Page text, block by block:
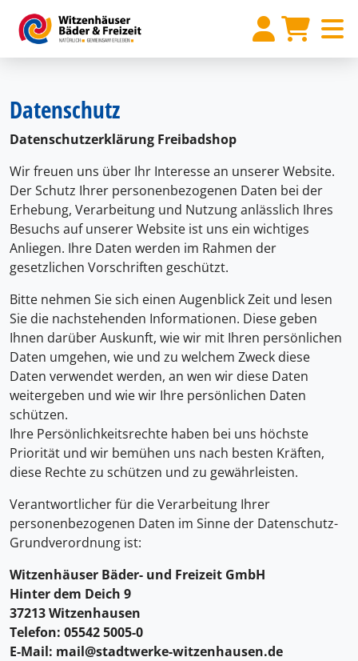
Datenschutz
Datenschutzerklärung Freibadshop
Wir freuen uns über Ihr Interesse an unserer Website.
Der Schutz Ihrer personenbezogenen Daten bei der
Erhebung, Verarbeitung und Nutzung anlässlich Ihres
Besuchs auf unserer Website ist uns ein wichtiges
Anliegen. Ihre Daten werden im Rahmen der
gesetzlichen Vorschriften geschützt.
Bitte nehmen Sie sich einen Augenblick Zeit und lesen
Sie die nachstehenden Informationen. Diese geben
Ihnen darüber Auskunft, wie wir mit Ihren persönlichen
Daten umgehen, wie und zu welchem Zweck diese
Daten verwendet werden, an wen wir diese Daten
weitergeben und wie wir Ihre persönlichen Daten
schützen.
Ihre Persönlichkeitsrechte haben bei uns höchste
Priorität und wir bemühen uns nach besten Kräften,
diese Rechte zu schützen und zu gewährleisten.
Verantwortlicher für die Verarbeitung Ihrer
personenbezogenen Daten im Sinne der Datenschutz-
Grundverordnung ist:
Witzenhäuser Bäder- und Freizeit GmbH
Hinter dem Deich 9
37213 Witzenhausen
Telefon: 05542 5005-0
E-Mail: mail@stadtwerke-witzenhausen.de